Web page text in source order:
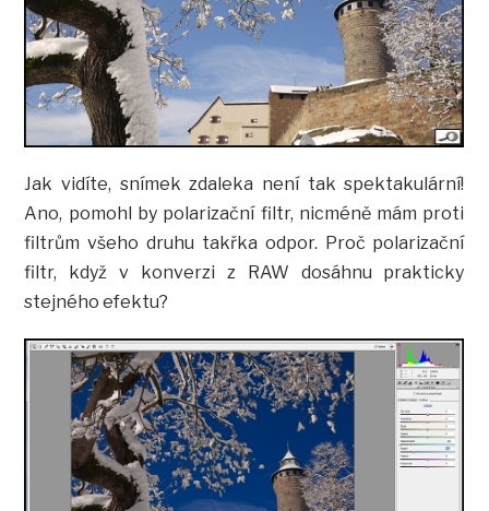
Jak vidíte, snímek zdaleka není tak spektakulární!
Ano, pomohl by polarizační filtr, nicméně mám proti
filtrům všeho druhu takřka odpor. Proč polarizační
filtr, když v konverzi z RAW dosáhnu prakticky
stejného efektu?